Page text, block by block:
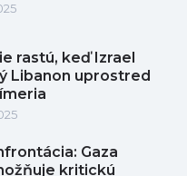
rastú, keď Izrael
Libanon uprostred
Gaza
kritickú